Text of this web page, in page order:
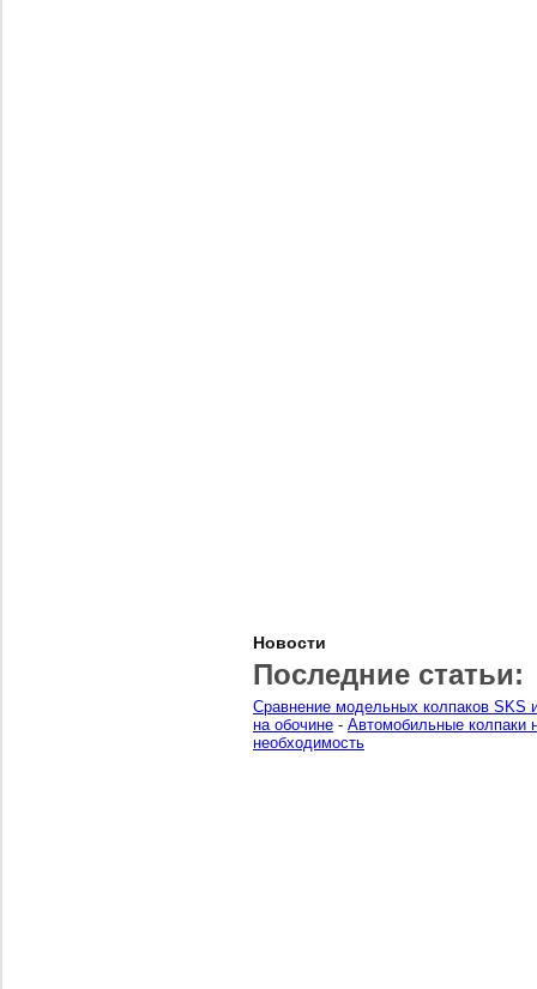
Новости
Последние статьи:
Сравнение модельных колпаков SKS
на обочине - Автомобильные колпаки
необходимость